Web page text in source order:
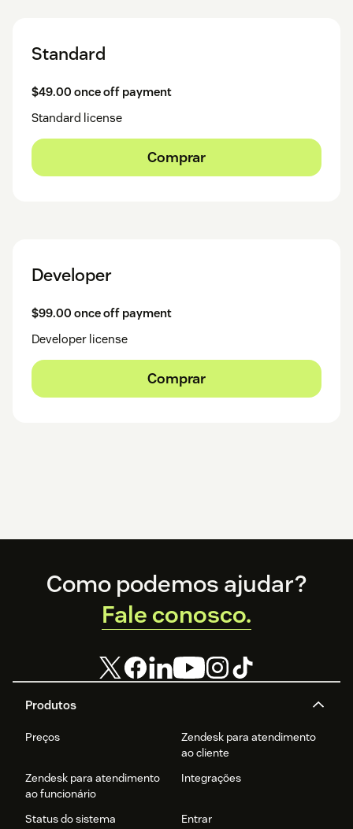
Standard
$49.00 once off payment
Standard license
Comprar
Developer
$99.00 once off payment
Developer license
Comprar
Footer
Produtos
Preços
Zendesk para atendimento
ao cliente
Zendesk para atendimento
ao funcionário
Integrações
Status do sistema
Entrar
Como podemos ajudar?
Fale conosco.